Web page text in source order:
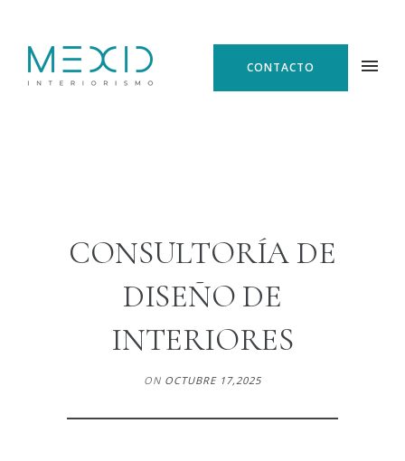
CONTACTO
CONSULTORÍA DE
DISEÑO DE
INTERIORES
ON OCTUBRE 17,2025